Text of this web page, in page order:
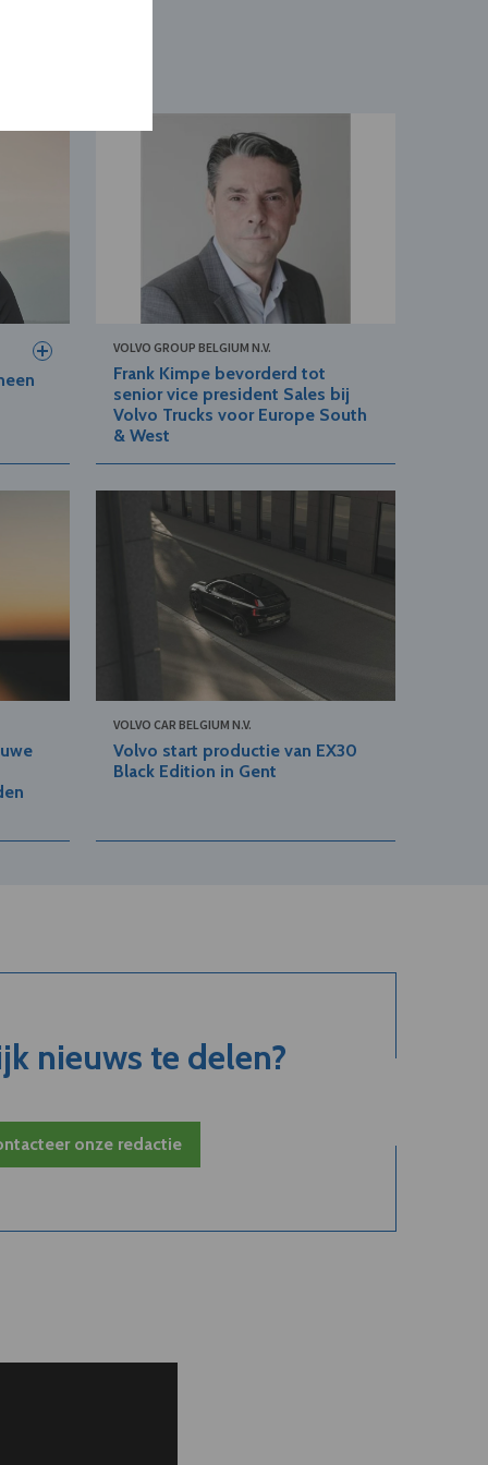
VOLVO GROUP BELGIUM N.V.
Frank Kimpe bevorderd tot
senior vice president Sales bij
Volvo Trucks voor Europe South
& West
VOLVO CAR BELGIUM N.V.
Volvo start productie van EX30
Black Edition in Gent
nieuws te delen?
onze redactie